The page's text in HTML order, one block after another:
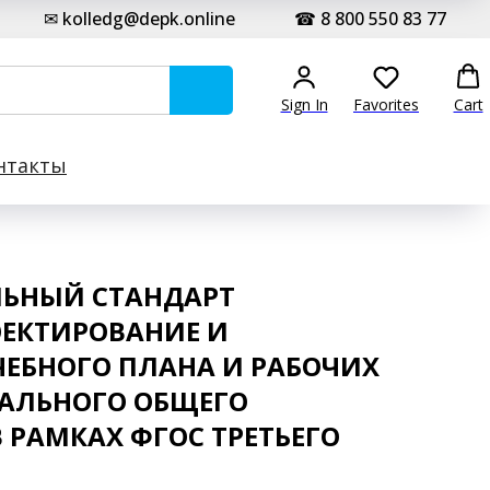
✉ kolledg@depk.online ☎ 8 800 550 83 77
Sign In Favorites Cart
СТАНДАРТ
И
ПЛАНА И РАБОЧИХ
ОБЩЕГО
ФГОС ТРЕТЬЕГО